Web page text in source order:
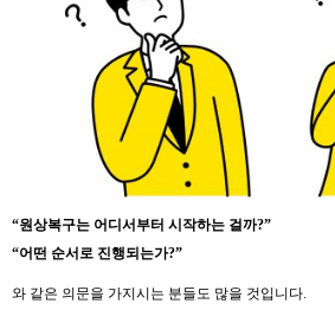
“원상복구는 어디서부터 시작하는 걸까?”
“어떤 순서로 진행되는가?”
와 같은 의문을 가지시는 분들도 많을 것입니다.